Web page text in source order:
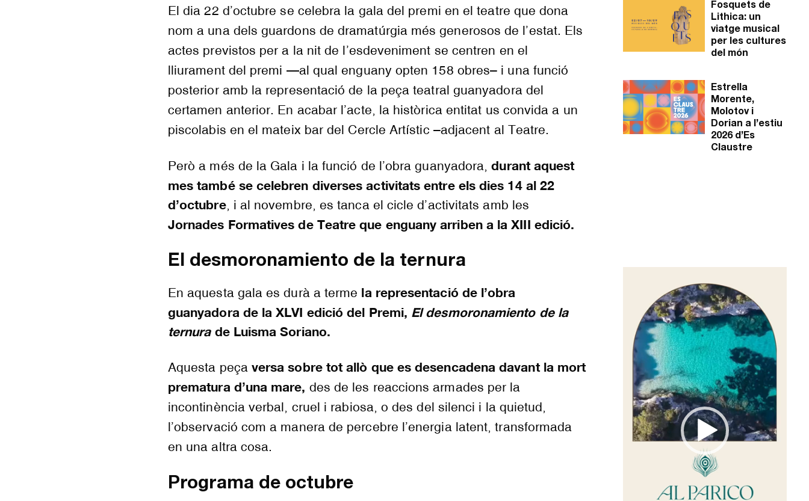
El dia 22 d’octubre se celebra la gala del premi en el teatre que dona
nom a una dels guardons de dramatúrgia més generosos de l’estat. Els
actes previstos per a la nit de l’esdeveniment se centren en el
lliurament del premi —al qual enguany opten 158 obres– i una funció
posterior amb la representació de la peça teatral guanyadora del
certamen anterior. En acabar l’acte, la històrica entitat us convida a un
piscolabis en el mateix bar del Cercle Artístic –adjacent al Teatre.
Però a més de la Gala i la funció de l’obra guanyadora,durant aquest
mes també se celebren diverses activitats entre els dies 14 al 22
d’octubre, i al novembre, es tanca el cicle d’activitats amb les
Jornades Formatives de Teatre que enguany arriben a la XIII edició.
El desmoronamiento de la ternura
En aquesta gala es durà a terme la representació de l’obra
guanyadora de la XLVI edició del Premi, El desmoronamiento de la
ternurade Luisma Soriano.
Aquesta peça versa sobre tot allò que es desencadena davant la mort
prematura d’una mare, des de les reaccions armades per la
incontinència verbal, cruel i rabiosa, o des del silenci i la quietud,
l’observació com a manera de percebre l’energia latent, transformada
en una altra cosa.
Programa de octubre
Fosquets de
Lithica: un
viatge musical
per les cultures
del món
Estrella
Morente,
Molotov i
Dorian a l’estiu
2026 d’Es
Claustre